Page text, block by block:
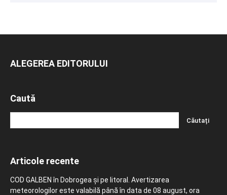
ALEGEREA EDITORULUI
Caută
Articole recente
COD GALBEN în Dobrogea și pe litoral. Avertizarea
meteorologilor este valabilă până în data de 08 august, ora